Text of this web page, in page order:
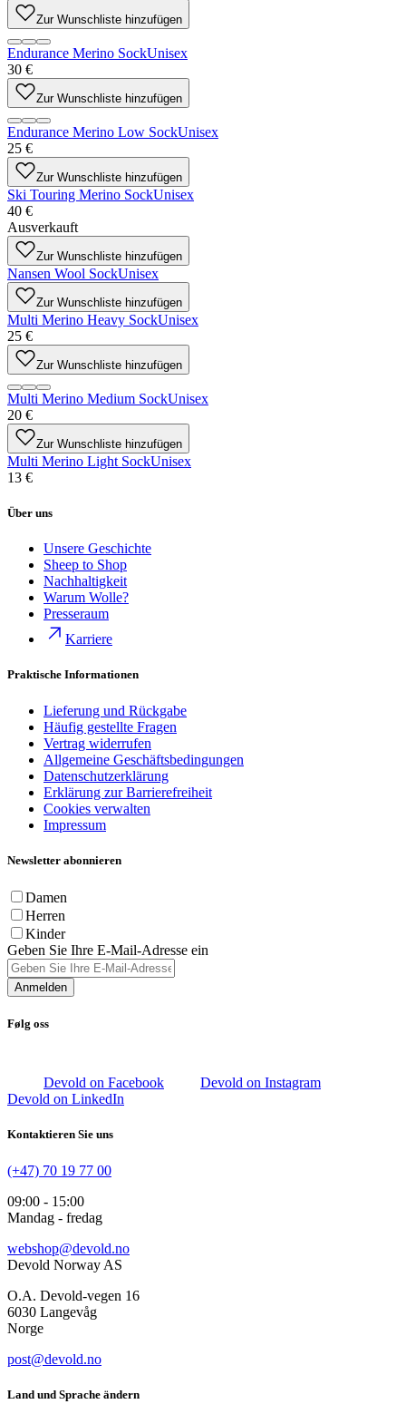
Zur Wunschliste hinzufügen
Endurance Merino SockUnisex
30 €
Zur Wunschliste hinzufügen
Endurance Merino Low SockUnisex
25 €
Zur Wunschliste hinzufügen
Ski Touring Merino SockUnisex
40 €
Ausverkauft
Zur Wunschliste hinzufügen
Nansen Wool SockUnisex
Zur Wunschliste hinzufügen
Multi Merino Heavy SockUnisex
25 €
Zur Wunschliste hinzufügen
Multi Merino Medium SockUnisex
20 €
Zur Wunschliste hinzufügen
Multi Merino Light SockUnisex
13 €
Über uns
Unsere Geschichte
Sheep to Shop
Nachhaltigkeit
Warum Wolle?
Presseraum
Karriere
Praktische Informationen
Lieferung und Rückgabe
Häufig gestellte Fragen
Vertrag widerrufen
Allgemeine Geschäftsbedingungen
Datenschutzerklärung
Erklärung zur Barrierefreiheit
Cookies verwalten
Impressum
Newsletter abonnieren
Damen
Herren
Kinder
Geben Sie Ihre E-Mail-Adresse ein
Anmelden
Følg oss
Devold on Facebook
Devold on Instagram
Devold on LinkedIn
Kontaktieren Sie uns
(+47) 70 19 77 00
09:00 - 15:00
Mandag - fredag
webshop@devold.no
Devold Norway AS
O.A. Devold-vegen 16
6030 Langevåg
Norge
post@devold.no
Land und Sprache ändern